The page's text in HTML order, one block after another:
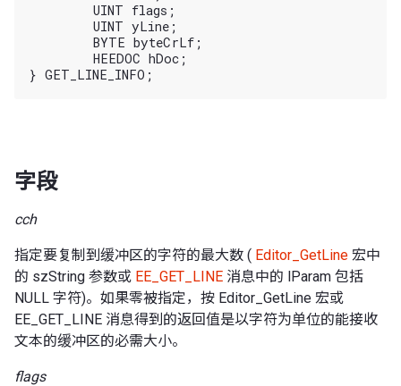
字段
cch
指定要复制到缓冲区的字符的最大数 ( Editor_GetLine 宏中
的 szString 参数或 EE_GET_LINE 消息中的 lParam 包括
NULL 字符)。如果零被指定，按 Editor_GetLine 宏或
EE_GET_LINE 消息得到的返回值是以字符为单位的能接收
文本的缓冲区的必需大小。
flags